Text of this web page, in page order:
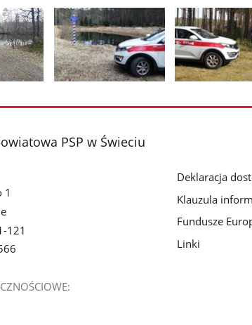
galerii.
PSP w Świeciu
1
121
Deklaracja
Klauzula
Fundusze
Linki